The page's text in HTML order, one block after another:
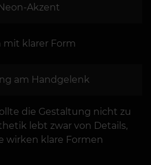
Akzent
mit klarer Form
am Handgelenk
die Gestaltung nicht zu
lebt zwar von Details,
wirken klare Formen